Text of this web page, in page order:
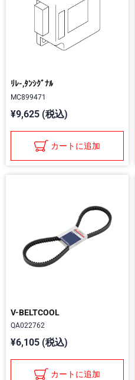
ﾘﾚ-,ﾀﾝｼｸﾞﾅﾙ
MC899471
¥9,625 (税込)
カートに追加
V-BELTCOOL
QA022762
¥6,105 (税込)
カートに追加